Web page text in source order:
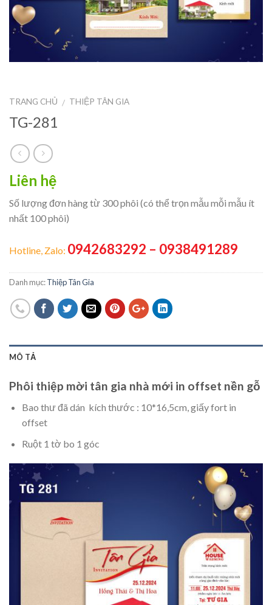
TRANG CHỦ / THIỆP TÂN GIA
TG-281
Liên hệ
Số lượng đơn hàng từ 300 phôi (có thể trọn mẫu mỗi mẫu ít
nhất 100 phôi)
Hotline, Zalo: 0942683292 – 0938491289
Danh mục:Thiệp Tân Gia
MÔ TẢ
Phôi thiệp mời tân gia nhà mới in offset nền gỗ
Bao thư đã dán kích thước : 10*16,5cm, giấy fort in
offset
Ruột 1 tờ bo 1 góc